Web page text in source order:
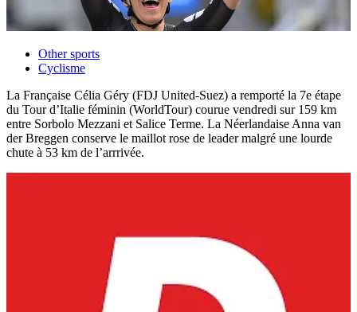
Other sports
Cyclisme
La Française Célia Géry (FDJ United-Suez) a remporté la 7e étape
du Tour d’Italie féminin (WorldTour) courue vendredi sur 159 km
entre Sorbolo Mezzani et Salice Terme. La Néerlandaise Anna van
der Breggen conserve le maillot rose de leader malgré une lourde
chute à 53 km de l’arrrivée.